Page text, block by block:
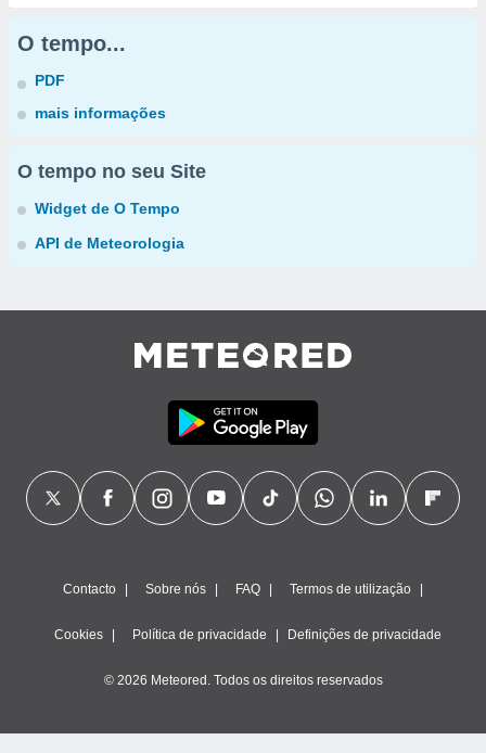
O tempo...
PDF
mais informações
O tempo no seu Site
Widget de O Tempo
API de Meteorologia
Contacto Sobre nós FAQ Termos de utilização
Cookies Política de privacidade Definições de privacidade
© 2026 Meteored. Todos os direitos reservados